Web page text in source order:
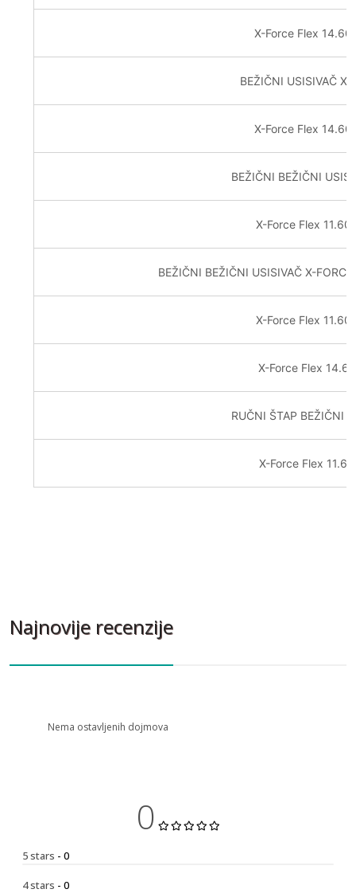
X-Force Flex
BEŽIČNI USISIVAČ
X-Force Flex
BEŽIČNI BEŽIČNI
X-Force Flex
BEŽIČNI BEŽIČNI USISIVAČ X-
X-Force Flex
X-Force Flex
RUČNI ŠTAP BEŽIČNI
X-Force Flex
Najnovije recenzije
Nema ostavljenih dojmova
0
5 stars - 0
4 stars - 0